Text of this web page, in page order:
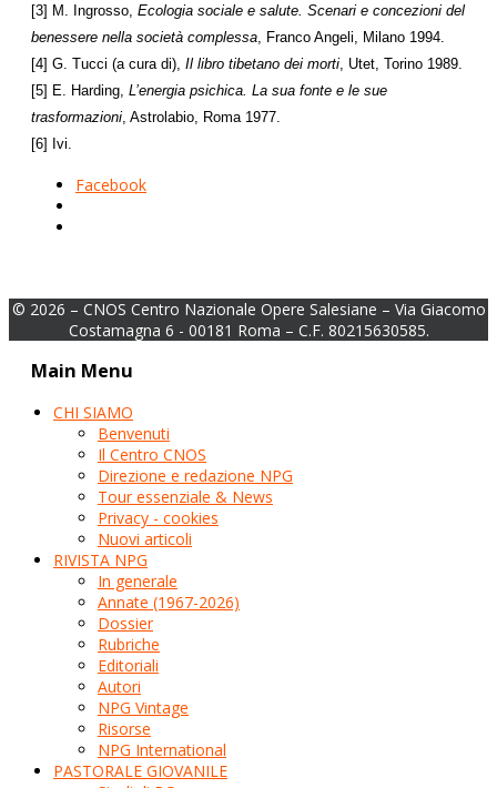
[3] M. Ingrosso, Ecologia sociale e salute. Scenari e concezioni del
benessere nella società complessa, Franco Angeli, Milano 1994.
[4] G. Tucci (a cura di), Il libro tibetano dei morti, Utet, Torino 1989.
[5] E. Harding, L’energia psichica. La sua fonte e le sue
trasformazioni, Astrolabio, Roma 1977.
[6] Ivi.
Facebook
© 2026 – CNOS Centro Nazionale Opere Salesiane – Via Giacomo
Costamagna 6 - 00181 Roma – C.F. 80215630585.
Main Menu
CHI SIAMO
Benvenuti
Il Centro CNOS
Direzione e redazione NPG
Tour essenziale & News
Privacy - cookies
Nuovi articoli
RIVISTA NPG
In generale
Annate (1967-2026)
Dossier
Rubriche
Editoriali
Autori
NPG Vintage
Risorse
NPG International
PASTORALE GIOVANILE